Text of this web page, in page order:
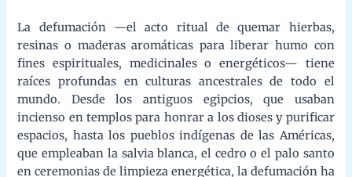
modernos de bienestar, mindfulness y limpieza energética de
hogares, objetos y personas. Hoy, la defumación se redescubre
no solo como un acto espiritual, sino como una herramienta
holística para restaurar el equilibrio, elevar la vibración de los
espacios y promover la armonía interior —respetando siempre
su origen ancestral y el uso consciente y sostenible de las
plantas sagradas.